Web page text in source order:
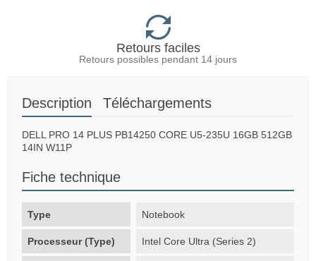
Retours faciles
Retours possibles pendant 14 jours
Description Téléchargements
DELL PRO 14 PLUS PB14250 CORE U5-235U 16GB 512GB
14IN W11P
Fiche technique
Type Notebook
Processeur (Type) Intel Core Ultra (Series 2)